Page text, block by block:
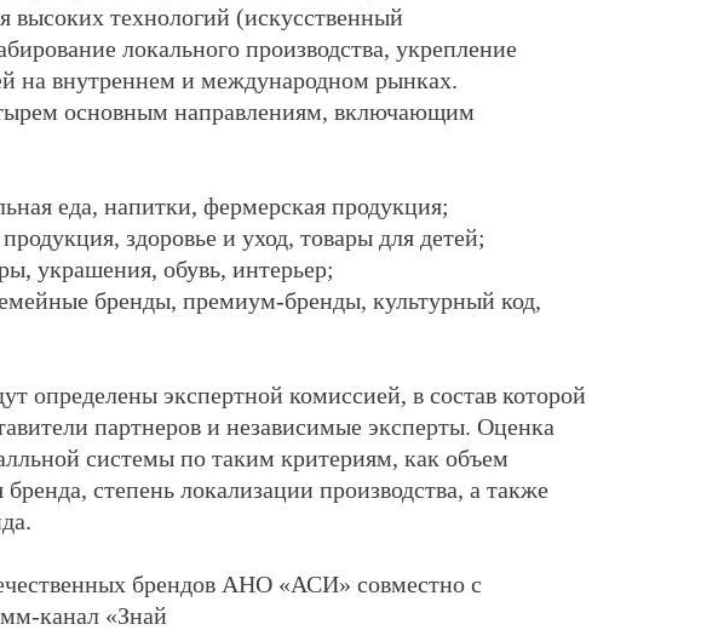
высоких технологий (искусственный
локального производства, укрепление
на внутреннем и международном рынках.
основным направлениям, включающим
еда, напитки, фермерская продукция;
здоровье и уход, товары для детей;
украшения, обувь, интерьер;
бренды, премиум-бренды, культурный код,
определены экспертной комиссией, в состав которой
партнеров и независимые эксперты. Оценка
системы по таким критериям, как объем
степень локализации производства, а также
брендов АНО «АСИ» совместно с
канал «Знай